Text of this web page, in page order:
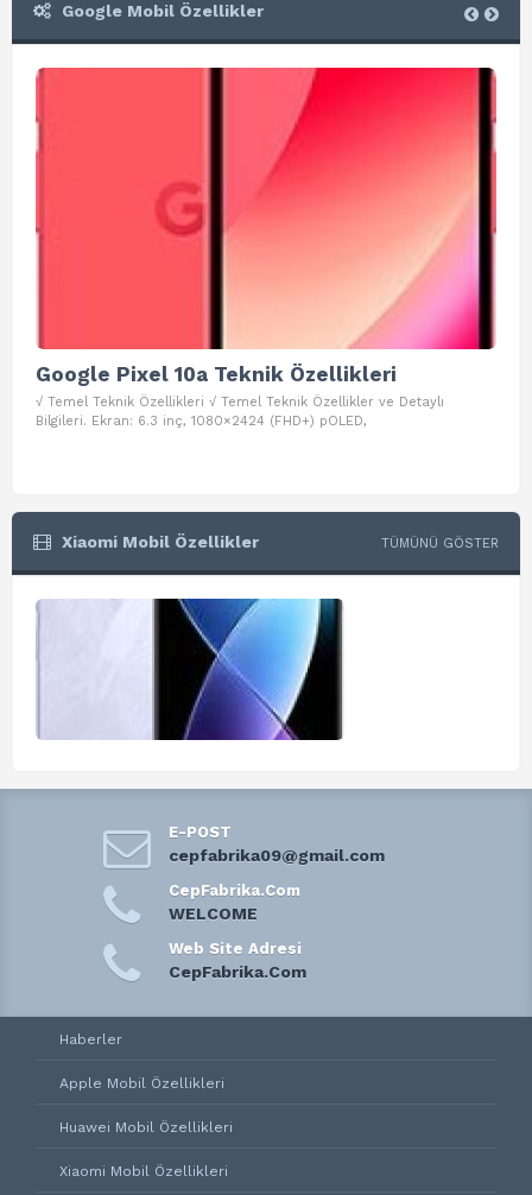
Google Mobil Özellikler
Google Pixel 10a Teknik Özellikleri
√ Temel Teknik Özellikleri √ Temel Teknik Özellikler ve Detaylı
Bilgileri. Ekran: 6.3 inç, 1080×2424 (FHD+) pOLED,
Xiaomi Mobil Özellikler TÜMÜNÜ GÖSTER
E-POST
cepfabrika09@gmail.com
CepFabrika.Com
WELCOME
Web Site Adresi
CepFabrika.Com
Haberler
Apple Mobil Özellikleri
Huawei Mobil Özellikleri
Xiaomi Mobil Özellikleri